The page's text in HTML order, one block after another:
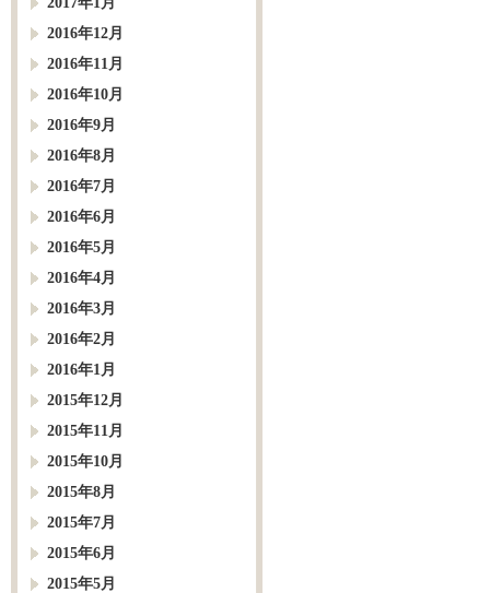
2016年12月
2016年11月
2016年10月
2016年9月
2016年8月
2016年7月
2016年6月
2016年5月
2016年4月
2016年3月
2016年2月
2016年1月
2015年12月
2015年11月
2015年10月
2015年8月
2015年7月
2015年6月
2015年5月